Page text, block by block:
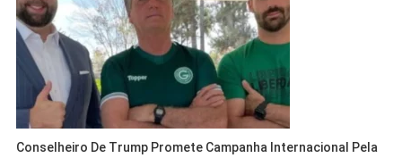
Conselheiro De Trump Promete Campanha Internacional Pela